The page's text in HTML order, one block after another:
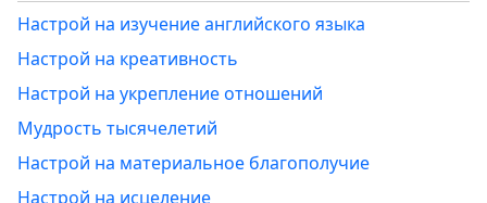
Настрой на изучение английского языка
Настрой на креативность
Настрой на укрепление отношений
Мудрость тысячелетий
Настрой на материальное благополучие
Настрой на исцеление